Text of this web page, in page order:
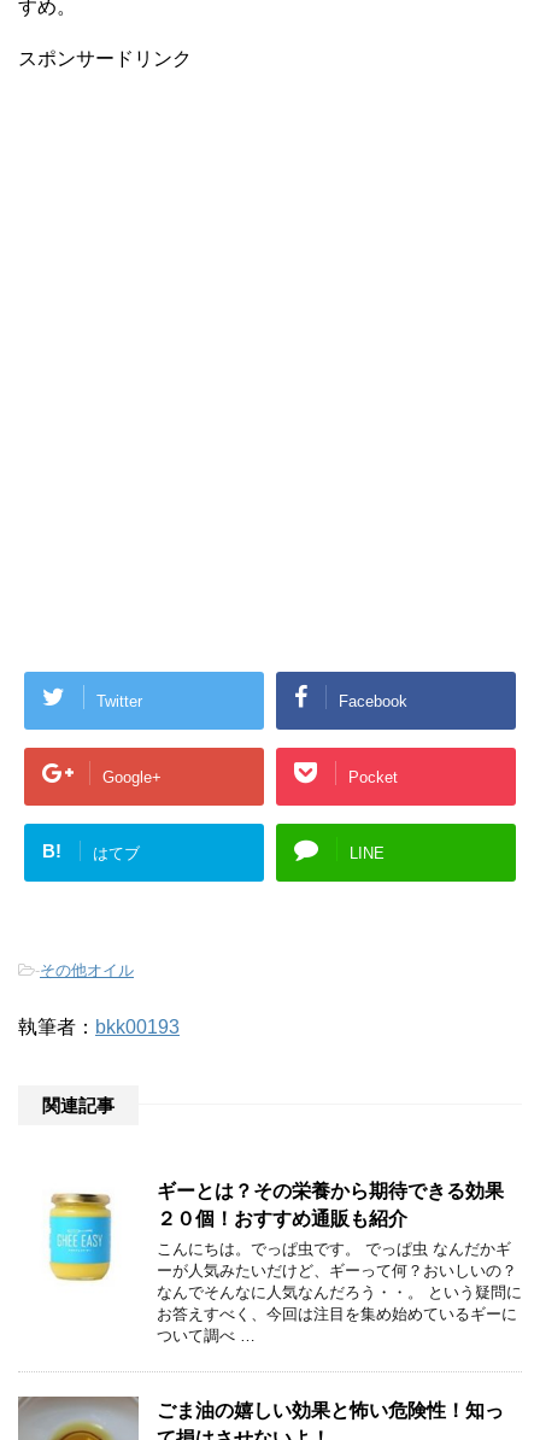
すめ。
スポンサードリンク
Twitter Facebook
Google+ Pocket
B! はてブ LINE
-その他オイル
執筆者： bkk00193
関連記事
ギーとは？その栄養から期待できる効果
２０個！おすすめ通販も紹介
こんにちは。でっぱ虫です。 でっぱ虫 なんだかギ
ーが人気みたいだけど、ギーって何？おいしいの？
なんでそんなに人気なんだろう・・。 という疑問に
お答えすべく、今回は注目を集め始めているギーに
ついて調べ …
ごま油の嬉しい効果と怖い危険性！知っ